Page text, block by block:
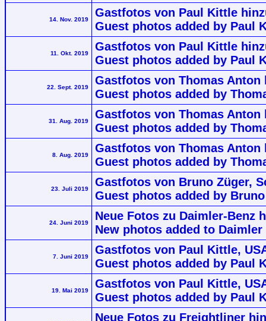
14. Nov. 2019
Gastfotos von Paul Kittle
Guest photos added by Paul
11. Okt. 2019
Gastfotos von Paul Kittle
Guest photos added by Paul
22. Sept. 2019
Gastfotos von Thomas Anton
Guest photos added by
31. Aug. 2019
Gastfotos von Thomas Anton
Guest photos added by
8. Aug. 2019
Gastfotos von Thomas Anton
Guest photos added by
23. Juli 2019
Gastfotos von Bruno Züger,
Guest photos added by
24. Juni 2019
Neue Fotos zu Daimler-Benz
New photos added to
7. Juni 2019
Gastfotos von Paul Kittle,
Guest photos added by Paul
19. Mai 2019
Gastfotos von Paul Kittle,
Guest photos added by Paul
Neue Fotos zu Freightliner